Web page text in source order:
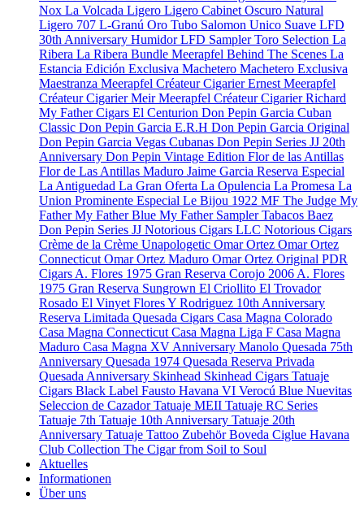
Nox La Volcada Ligero Ligero Cabinet Oscuro Natural
Ligero 707 L-Granú Oro Tubo Salomon Unico Suave LFD
30th Anniversary HumidorLFD Sampler Toro Selection La
Ribera La Ribera Bundle Meerapfel Behind The Scenes La
Estancia Edición Exclusiva Machetero Machetero Exclusiva
Maestranza Meerapfel Créateur Cigarier Ernest Meerapfel
Créateur Cigarier MeirMeerapfel Créateur Cigarier Richard
My Father Cigars El Centurion Don Pepin Garcia Cuban
Classic Don Pepin Garcia E.R.H Don Pepin Garcia Original
Don Pepin Garcia Vegas Cubanas Don Pepin Series JJ 20th
Anniversary Don Pepin Vintage Edition Flor de las Antillas
Flor de Las Antillas Maduro Jaime Garcia Reserva Especial
La Antiguedad La Gran Oferta La Opulencia La Promesa La
Union Prominente Especial Le Bijou 1922 MF The Judge My
FatherMy Father Blue My Father SamplerTabacos Baez
Don Pepin Series JJ Notorious Cigars LLC Notorious Cigars
Crème de la Crème Unapologetic Omar Ortez Omar Ortez
Connecticut Omar Ortez Maduro Omar Ortez Original PDR
Cigars A. Flores 1975 Gran Reserva Corojo 2006 A. Flores
1975 Gran Reserva Sungrown El Criollito El Trovador
Rosado El Vinyet Flores Y Rodriguez 10th Anniversary
Reserva Limitada Quesada Cigars Casa Magna Colorado
Casa Magna Connecticut Casa Magna Liga F Casa Magna
Maduro Casa Magna XV Anniversary Manolo Quesada 75th
Anniversary Quesada 1974 Quesada Reserva Privada
Quesada Anniversary Skinhead Skinhead Cigars Tatuaje
Cigars Black Label Fausto Havana VI Verocú Blue Nuevitas
Seleccion de CazadorTatuaje MEII Tatuaje RC Series
Tatuaje 7th Tatuaje 10th Anniversary Tatuaje 20th
Anniversary Tatuaje Tattoo ZubehörBoveda Ciglue Havana
Club Collection The Cigar from Soil to Soul
Aktuelles
Informationen
Über uns